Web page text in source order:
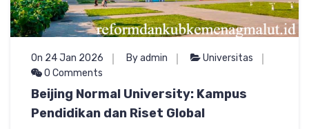
On 24 Jan 2026 By admin
Universitas
0 Comments
Beijing Normal University: Kampus
Pendidikan dan Riset Global